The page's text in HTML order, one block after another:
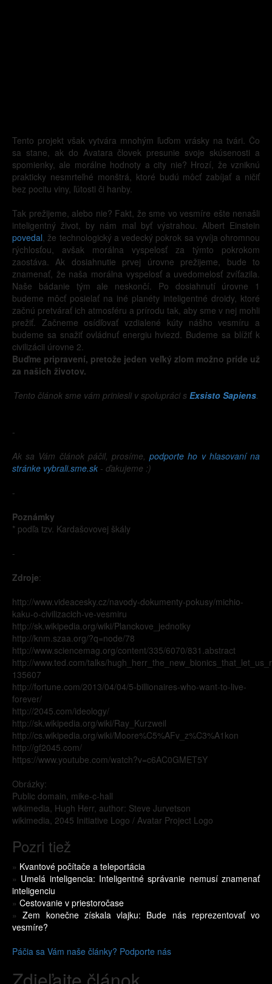
Tento projekt však vytvára mnohým ľuďom vrásky na tvári. Čo
sa stane, ak do Avatara človek presunie svoje skúsenosti a
spomienky, ale morálne hodnoty a city nie? Hrozí, že vzniknú
prakticky nesmrteľné monštrá, ktoré budú môcť zabíjať a ničiť
bez pocitu viny, ľútosti či hanby.
Tak prežijeme, alebo nie? Fakt, že sme vo vesmíre ešte nenašli
inteligentný život, by nám mal byť výstrahou. Albert Einstein
povedal , že technologický a vedecký pokrok sa vyvíja ohromnou
rýchlosťou, avšak morálna vyspelosť za týmto pokrokom
zaostáva. Ak dosiahnutie prvej úrovne prežijeme, bude to
znamenať, že naša morálna vyspelosť a uvedomelosť zvíťazila.
Naše bádanie tým ale neskončí. Po dosiahnutí úrovne 1
budeme môcť posielať na iné planéty inteligentné droidy, ktoré
začnú pretvárať ich atmosféru a prírodu tak, aby sme v nej mohli
prežiť. Začneme osídľovať vzdialené kúty nášho vesmíru a
budeme sa snažiť ovládnuť energiu hviezd. Budeme sa blížiť k
civilizácii úrovne 2.
Buďme pripravení, pretože jeden veľký zlom možno príde už
za našich životov.
Tento článok sme vám priniesli v spolupráci s Exsisto Sapiens
-
Ak sa Vám článok páčil, prosíme,podporte ho v hlasovaní na
stránke vybrali.sme.sk - ďakujeme :)
-
Poznámky
* podľa tzv. Kardašovovej škály
-
Zdroje:
http://www.videacesky.cz/navody-dokumenty-pokusy/michio-
kaku-o-civilizacich-ve-vesmiru
http://sk.wikipedia.org/wiki/Planckove_jednotky
http://knm.szaa.org/?q=node/78
http://www.sciencemag.org/content/335/6070/831.abstract
http://www.ted.com/talks/
135607
http://fortune.com/2013/04/04/5-billionaires-who-want-to-live-
forever/
http://2045.com/ideology/
http://sk.wikipedia.org/wiki/Ray_Kurzweil
http://cs.wikipedia.org/wiki/Moore%C5%AFv_z%C3%A1kon
http://gf2045.com/
https://www.youtube.com/watch?v=c6AC0GMET5Y
Obrázky:
Public domain, mike-c-hall
wikimedia, Hugh Herr, author: Steve Jurvetson
wikimedia, 2045 Initiative Logo / Avatar Project Logo
Pozri tiež
» Kvantové počítače a teleportácia
» Umelá inteligencia: Inteligentné správanie nemusí znamenať
inteligenciu
» Cestovanie v priestoročase
»Zem konečne získala vlajku: Bude nás reprezentovať vo
vesmíre?
Páčia sa Vám naše články? Podporte nás